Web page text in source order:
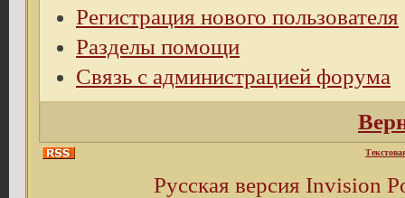
Регистрация нового пользователя
Разделы помощи
Связь с администрацией форума
Русская версия Invision